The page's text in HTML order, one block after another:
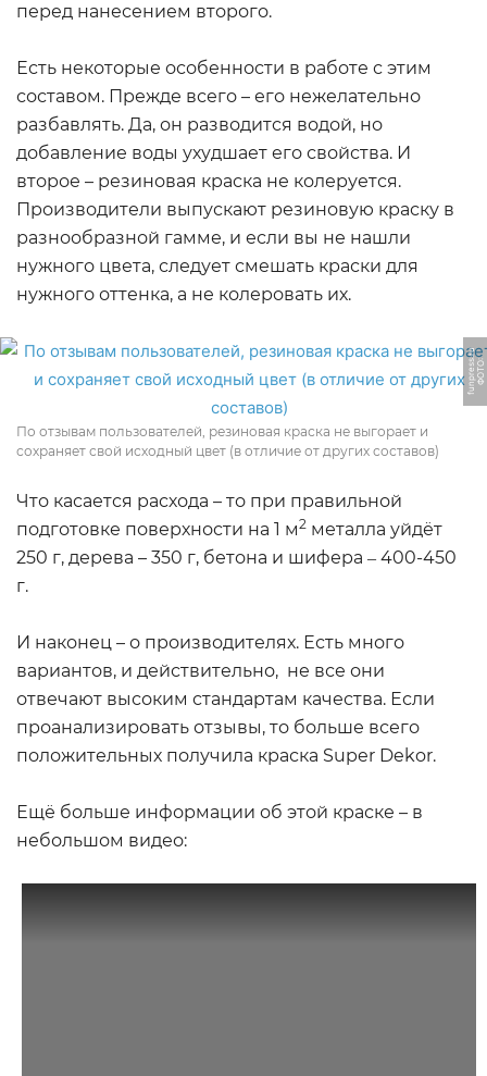
перед нанесением второго.
Есть некоторые особенности в работе с этим
составом. Прежде всего – его нежелательно
разбавлять. Да, он разводится водой, но
добавление воды ухудшает его свойства. И
второе – резиновая краска не колеруется.
Производители выпускают резиновую краску в
разнообразной гамме, и если вы не нашли
нужного цвета, следует смешать краски для
нужного оттенка, а не колеровать их.
Ф
О
Т
О:
f
u
n
p
r
e
s
s.
r
u
По отзывам пользователей, резиновая краска не выгорает и
сохраняет свой исходный цвет (в отличие от других составов)
Что касается расхода – то при правильной
подготовке поверхности на 1 м2 металла уйдёт
250 г, дерева – 350 г, бетона и шифера ‒ 400-450
г.
И наконец – о производителях. Есть много
вариантов, и действительно, не все они
отвечают высоким стандартам качества. Если
проанализировать отзывы, то больше всего
положительных получила краска Super Dekor.
Ещё больше информации об этой краске – в
небольшом видео: